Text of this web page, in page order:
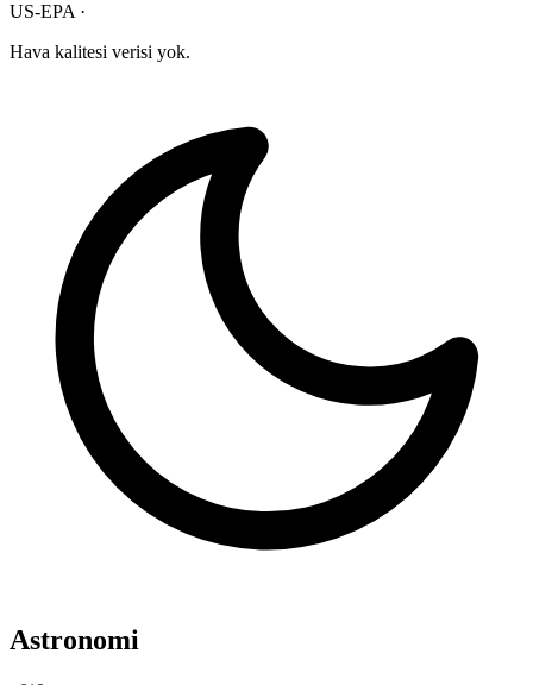
US-EPA ·
Hava kalitesi verisi yok.
Astronomi